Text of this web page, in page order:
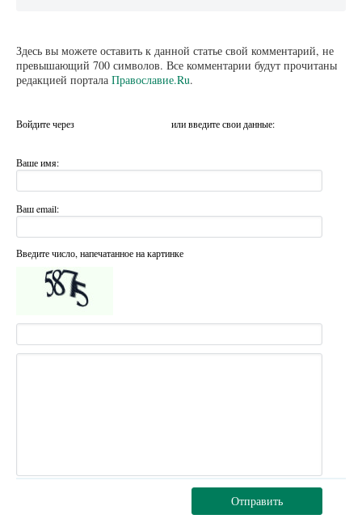
Здесь вы можете оставить к данной статье свой комментарий, не
превышающий 700 символов. Все комментарии будут прочитаны
редакцией портала Православие.Ru.
Войдите через или введите свои данные:
Ваше имя:
Ваш email:
Введите число, напечатанное на картинке
Отправить